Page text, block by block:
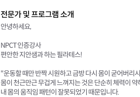
전문가 및 프로그램 소개
안녕하세요,
NPCT 인증강사
편안한 지안샘과 하는 필라테스!
"운동할 때만 반짝 시원하고 금방 다시 몸이 굳어버리
몸이 천근만근 무겁게 느껴지는 것은 단순히 체력이
내 몸의 움직임 패턴이 잘못되었기 때문입니다.